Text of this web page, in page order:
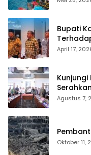
Bupati
April 17,
Kunjungi
Agustus 7,
Oktober 11,